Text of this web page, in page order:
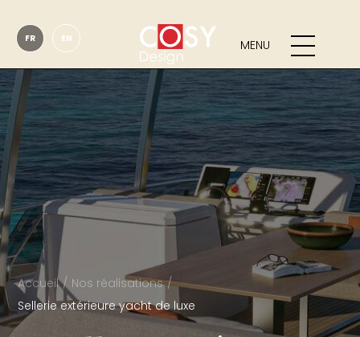
FR EN MENU
Accueil
Nos réalisations
Sellerie extérieure yacht de luxe